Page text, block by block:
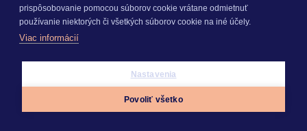
prispôsobovanie pomocou súborov cookie vrátane odmietnuť
používanie niektorých či všetkých súborov cookie na iné účely.
Viac informácií
Nastavenia
Povoliť všetko